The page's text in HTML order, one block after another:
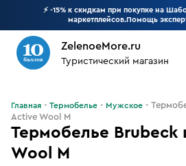
⚡ -15% к скидкам при покупке на
маркетплейсов.Помощь
ZelenoeMore.ru
Туристический магазин
Термобелье
Wool M
Главная Термобелье Мужское
Active Wool M